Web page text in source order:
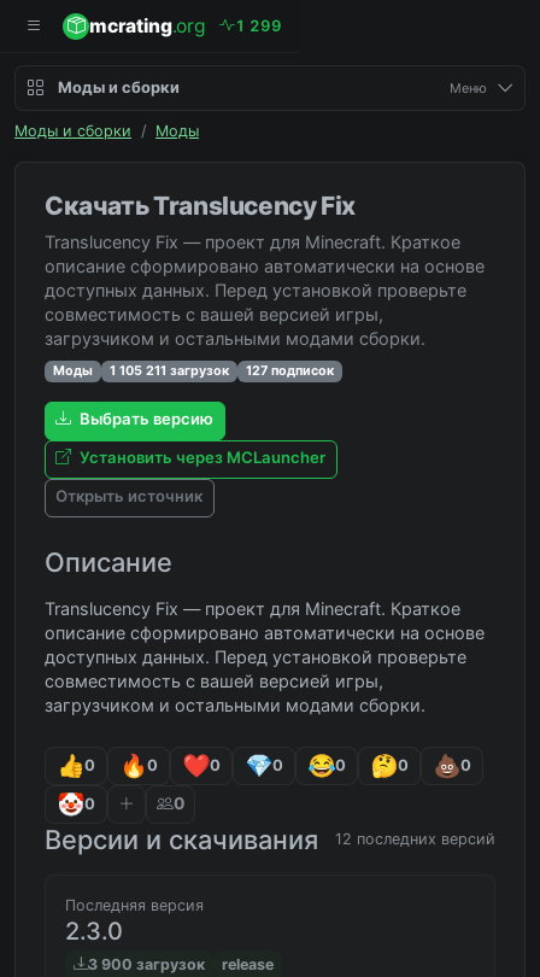
mcrating.org 1 299
Моды и сборки Меню
Моды и сборки / Моды
Скачать Translucency Fix
Translucency Fix — проект для Minecraft. Краткое
описание сформировано автоматически на основе
доступных данных. Перед установкой проверьте
совместимость с вашей версией игры,
загрузчиком и остальными модами сборки.
Моды 1 105 211 загрузок 127 подписок
Выбрать версию
Установить через MCLauncher
Открыть источник
Описание
Translucency Fix — проект для Minecraft. Краткое
описание сформировано автоматически на основе
доступных данных. Перед установкой проверьте
совместимость с вашей версией игры,
загрузчиком и остальными модами сборки.
0 0 0 0 0 0 0
0 0
Версии и скачивания 12 последних версий
Последняя версия
2.3.0
3 900 загрузок
release